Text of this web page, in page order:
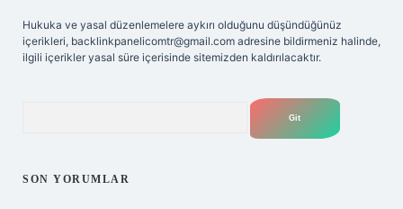
Hukuka ve yasal düzenlemelere aykırı olduğunu düşündüğünüz
içerikleri, backlinkpanelicomtr@gmail.com adresine bildirmeniz halinde,
ilgili içerikler yasal süre içerisinde sitemizden kaldırılacaktır.
SON YORUMLAR